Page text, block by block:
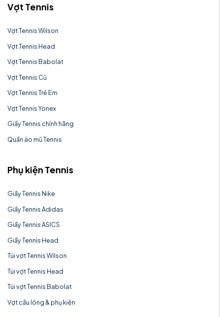
Vợt Tennis
Vợt Tennis Wilson
Vợt Tennis Head
Vợt Tennis Babolat
Vợt Tennis Cũ
Vợt Tennis Trẻ Em
Vợt Tennis Yonex
Giầy Tennis chính hãng
Quần áo mũ Tennis
Phụ kiện Tennis
Giầy Tennis Nike
Giầy Tennis Adidas
Giầy Tennis ASICS
Giầy Tennis Head
Túi vợt Tennis Wilson
Túi vợt Tennis Head
Túi vợt Tennis Babolat
Vợt cầu lông & phụ kiện